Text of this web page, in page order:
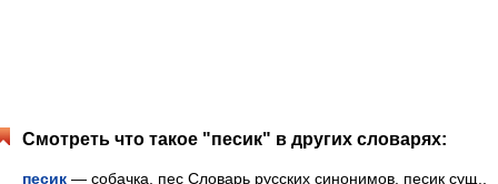
Смотреть что такое "песик" в других словарях:
песик — собачка, пес Словарь русских синонимов. песик сущ.,